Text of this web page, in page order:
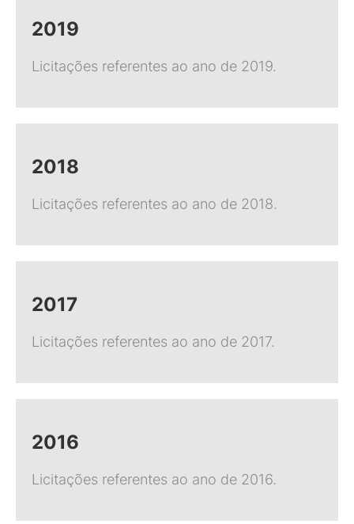
2019
Licitações referentes ao ano de 2019.
2018
Licitações referentes ao ano de 2018.
2017
Licitações referentes ao ano de 2017.
2016
Licitações referentes ao ano de 2016.